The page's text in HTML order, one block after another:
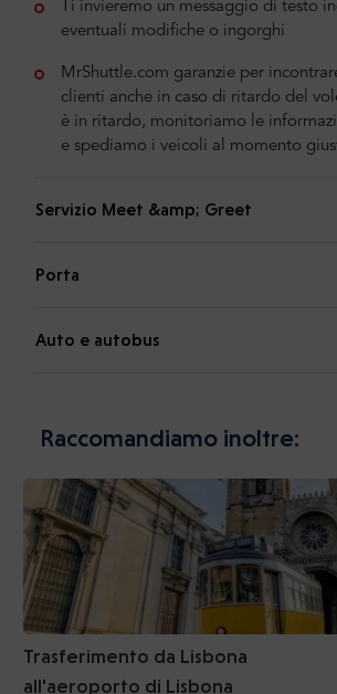
Ti invieremo un messaggio di testo
eventuali modifiche o ingorghi
MrShuttle.com garanzie per
clienti anche in caso di ritardo del
è in ritardo, monitoriamo le
e spediamo i veicoli al momento
Servizio Meet &amp; Greet
Porta
Auto e autobus
Raccomandiamo inoltre:
Trasferimento da Lisbona
all'aeroporto di Lisbona